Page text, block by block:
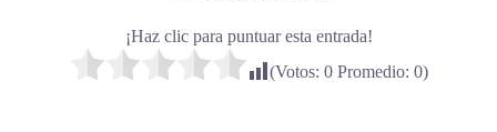
¡Haz clic para puntuar esta entrada!
(Votos: 0Promedio: 0)